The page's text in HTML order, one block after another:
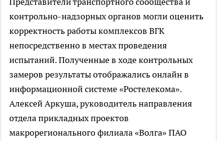
контрольно-надзорных органов могли оценить
корректность работы комплексов ВГК
непосредственно в местах проведения
испытаний. Полученные в ходе контрольных
замеров результаты отображались онлайн в
информационной системе «Ростелекома».
Алексей Аркуша, руководитель направления
отдела прикладных проектов
макрорегионального филиала «Волга» ПАО